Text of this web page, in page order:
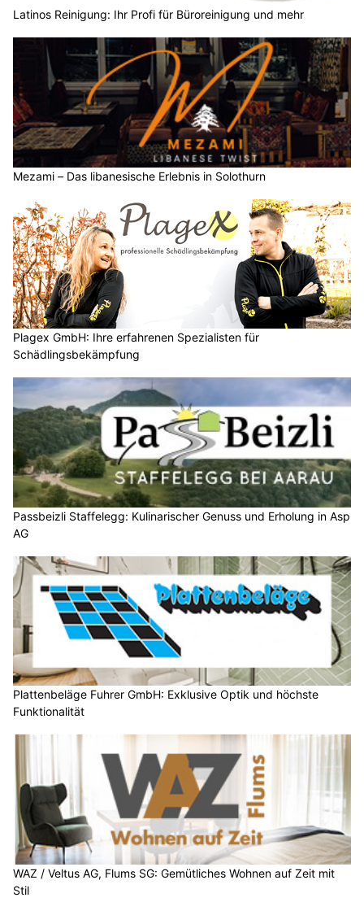
Latinos Reinigung: Ihr Profi für Büroreinigung und mehr
Mezami – Das libanesische Erlebnis in Solothurn
Plagex GmbH: Ihre erfahrenen Spezialisten für
Schädlingsbekämpfung
Passbeizli Staffelegg: Kulinarischer Genuss und Erholung in Asp
AG
Plattenbeläge Fuhrer GmbH: Exklusive Optik und höchste
Funktionalität
WAZ / Veltus AG, Flums SG: Gemütliches Wohnen auf Zeit mit
Stil